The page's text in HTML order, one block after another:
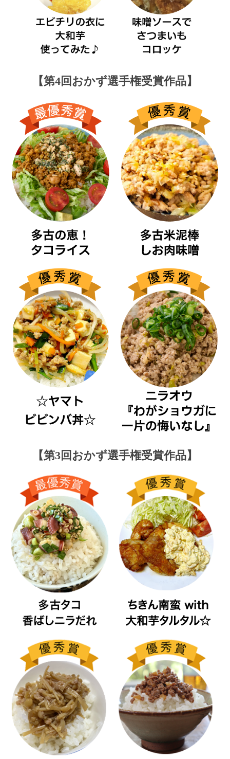
【第4回おかず選手権受賞作品】
【第3回おかず選手権受賞作品】